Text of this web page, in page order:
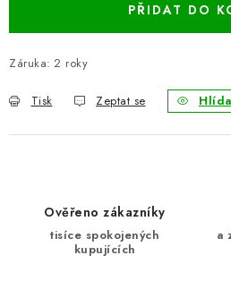
PŘIDAT DO
Záruka: 2 roky
Tisk Zeptat se
Ověřeno zákazníky
tisíce spokojených
kupujících
a